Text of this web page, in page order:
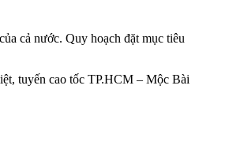
cả nước. Quy hoạch đặt mục tiêu
tuyến cao tốc TP.HCM – Mộc Bài